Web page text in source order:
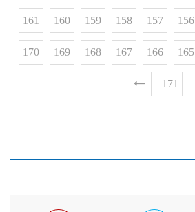
156
157
158
159
160
161
165
166
167
168
169
170
171